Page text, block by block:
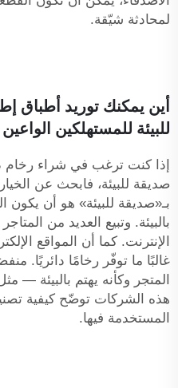
لمحادثة شيّقة.
أين يمكنك توريد أطباق
للبيئة للمستهلكين الواعين
إذا كنت ترغب في شراء رخام
صديقة للبيئة، فابحث عن
بـ«صديقة للبيئة» هو أن يكون
بالبيئة. وتبيع العديد من
الإنترنت. كما أن المواقع
غالبًا ما توفّر رخامًا دائريًا.
هذه الشركات توضّح كيفية
المستخدمة فيها.